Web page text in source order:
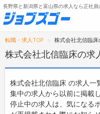
無料会員登録
メニュー
トップ
長野県と新潟県と富山県の求人なら正社
転職・求人TOP 株式会社北信臨
株式会社北信臨床の求
株式会社北信臨床 の求人一
集中の求人から以前に掲載
停止中の求人は、気になる